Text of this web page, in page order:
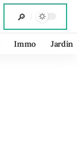
Immo Jardin